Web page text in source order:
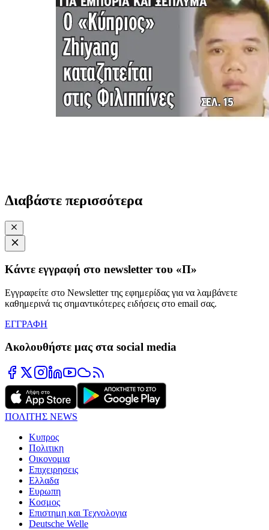
Διαβάστε περισσότερα
Κάντε εγγραφή στο newsletter του «Π»
Εγγραφείτε στο Newsletter της εφημερίδας για να λαμβάνετε
καθημερινά τις σημαντικότερες ειδήσεις στο email σας.
ΕΓΓΡΑΦΗ
Ακολουθήστε μας στα social media
ΠΟΛΙΤΗΣ NEWS
Κυπρος
Πολιτικη
Οικονομια
Επιχειρησεις
Ελλαδα
Ευρωπη
Κοσμος
Επιστημη και Τεχνολογια
Deutsche Welle